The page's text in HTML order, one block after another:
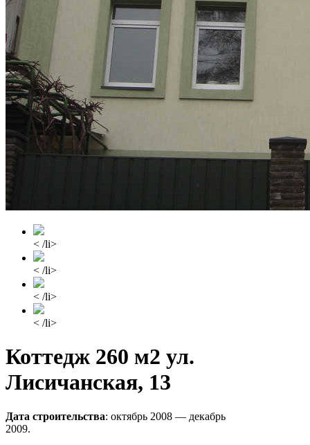
< /li>
< /li>
< /li>
< /li>
Коттедж 260 м2 ул.
Лисичанская, 13
Дата строительства: октябрь 2008 — декабрь
2009.